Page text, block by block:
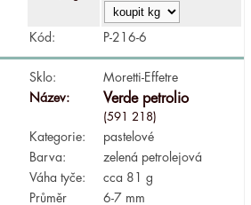
Kód: P-216-6
Sklo:
Moretti-Effetre
Název:
Verde petrolio
(591 218)
Kategorie:
pastelové
Barva:
zelená petrolejová
Váha tyče:
cca 81 g
Průměr
6-7 mm